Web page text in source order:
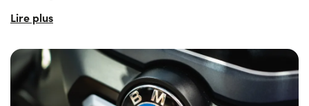
Sans sous-estimer, en outre, la
de choisir uniquement les offres vraiment avantageuses
en termes de durée de contrat et de kilométrage. Grâce à
ses caractéristiques et à sa flexibilité, le BMW leasing
occasion et neuves s'adapte à tout type de vie !